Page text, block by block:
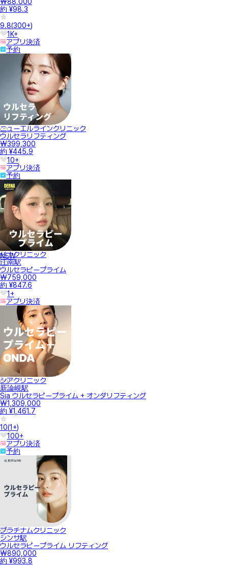
約 ¥98.3
9.8(300+)
1K+
アプリ決済
予約
ニューエルラインクリニック
ウルセラリフティング
₩399,300
約 ¥445.9
10+
アプリ決済
予約
NEW
ドナクリニック
江南駅
ウルセラピープライム
₩759,000
約 ¥847.6
1+
アプリ決済
シアクリニック
新論峴駅
Sia ウルセラピープライム + オンダリフティング
₩1,309,000
約 ¥1,461.7
10(1+)
100+
アプリ決済
予約
プラチナムクリニック
シンサ駅
ウルセラピープライム リフティング
₩890,000
約 ¥993.8